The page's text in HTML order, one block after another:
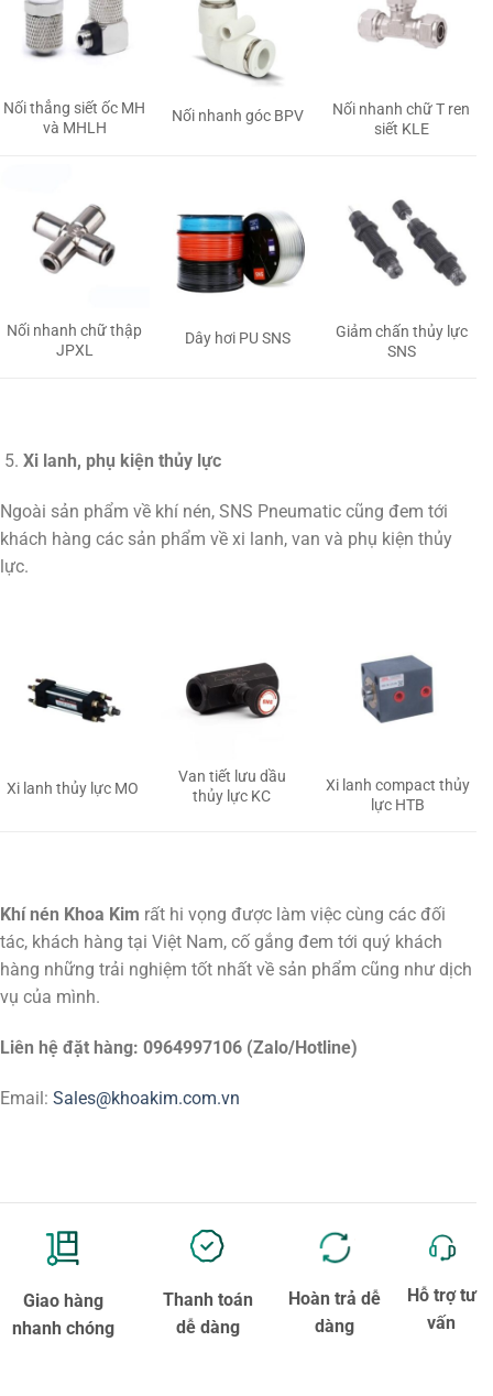
Nối thẳng siết ốc MH
và MHLH
Nối nhanh góc BPV
Nối nhanh chữ T ren
siết KLE
Nối nhanh chữ thập
JPXL
Dây hơi PU SNS
Giảm chấn thủy lực
SNS
Xi lanh, phụ kiện thủy lực
Ngoài sản phẩm về khí nén, SNS Pneumatic cũng đem tới
khách hàng các sản phẩm về xi lanh, van và phụ kiện thủy
lực.
Xi lanh thủy lực MO
Van tiết lưu dầu
thủy lực KC
Xi lanh compact thủy
lực HTB
Khí nén Khoa Kim rất hi vọng được làm việc cùng các đối
tác, khách hàng tại Việt Nam, cố gắng đem tới quý khách
hàng những trải nghiệm tốt nhất về sản phẩm cũng như dịch
vụ của mình.
Liên hệ đặt hàng: 0964997106 (Zalo/Hotline)
Email: Sales@khoakim.com.vn
Giao hàng
nhanh chóng
Thanh toán
dễ dàng
Hoàn trả dễ
dàng
Hỗ trợ tư
vấn